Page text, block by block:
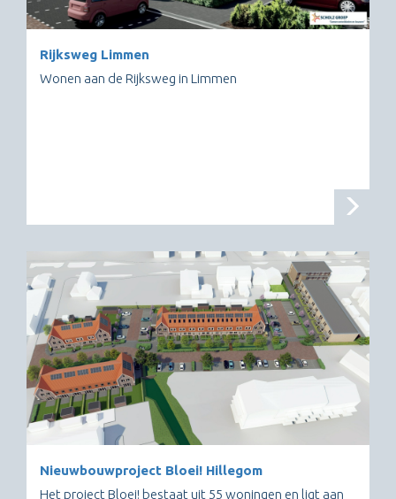
Rijksweg Limmen
Wonen aan de Rijksweg in Limmen
Nieuwbouwproject Bloei! Hillegom
Het project Bloei! bestaat uit 55 woningen en ligt aan